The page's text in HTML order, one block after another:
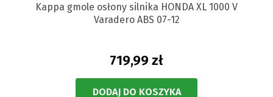
Kappa gmole osłony silnika HONDA XL 1000 V
Varadero ABS 07-12
719,99 zł
DODAJ DO KOSZYKA